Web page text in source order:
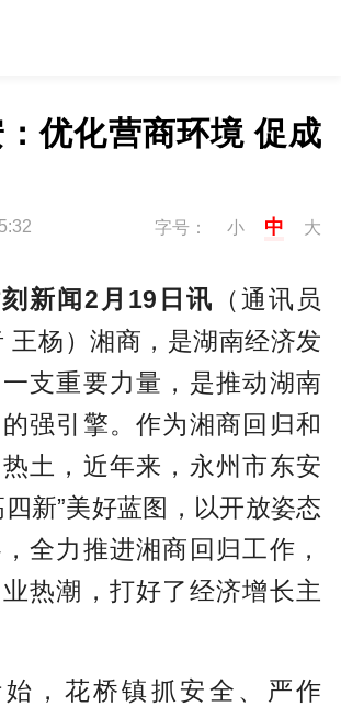
优化营商环境 促成
字号： 小 中 大
新闻2月19日讯 （通讯员
王杨）湘商，是湖南经济发
支重要力量，是推动湖南
强引擎。作为湘商回归和
土，近年来，永州市东安
新”美好蓝图，以开放姿态
全力推进湘商回归工作，
热潮，打好了经济增长主
，花桥镇抓安全、严作